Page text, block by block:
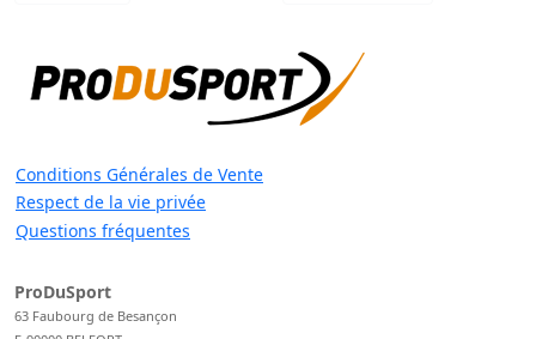
Conditions Générales de Vente
Respect de la vie privée
Questions fréquentes
ProDuSport
63 Faubourg de Besançon